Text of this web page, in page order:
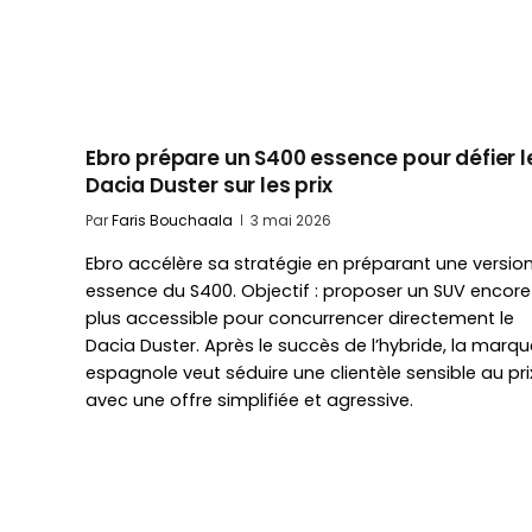
Ebro prépare un S400 essence pour défier
Dacia Duster sur les prix
ParFaris Bouchaala 3 mai 2026
Ebro accélère sa stratégie en préparant une version
essence du S400. Objectif : proposer un SUV encore
plus accessible pour concurrencer directement le
Dacia Duster. Après le succès de l’hybride, la
espagnole veut séduire une clientèle sensible au
avec une offre simplifiée et agressive.